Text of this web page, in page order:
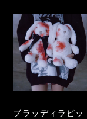
ブラッディラビッ